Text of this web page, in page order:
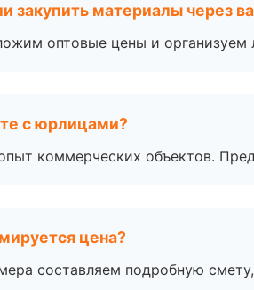
закупить материалы через
оптовые цены и организуем
с юрлицами?
коммерческих объектов.
цена?
составляем подробную